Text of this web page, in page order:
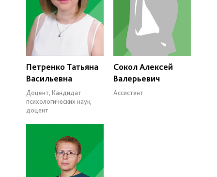
Петренко Татьяна
Васильевна
Доцент, Кандидат
психологических наук,
доцент
Сокол Алексей
Валерьевич
Ассистент